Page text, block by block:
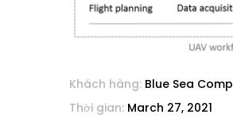
Khách hàng: Blue Sea
Thời gian: March 27, 2021